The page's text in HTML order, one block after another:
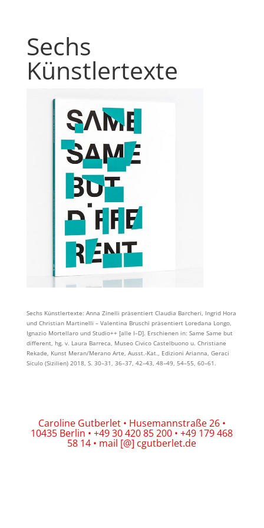
Sechs
Künstlertexte
Sechs Künstlertexte: Anna Zinelli präsentiert Claudia Barcheri, Ingrid Hora
und Christian Martinelli – Valentina Bruschi präsentiert Loredana Longo,
Ignazio Mortellaro und Studio++ [alle I–D]. Erschienen in: Same Same but
different, hg. v. Laura Barreca, Museo Civico Castelbuono u. Christiane
Rekade, Kunst Meran/Merano Arte, Ausst.-Kat., Edizioni Arianna, Geraci
Siculo (Sizilien) 2018, S. 30–31, 36–37, 42–43, 48–49, 54–55, 60–61.
Caroline Gutberlet • Husemannstraße 26 •
10435 Berlin • +49 30 420 85 200 • +49 179 468
58 14 • mail [@] cgutberlet.de